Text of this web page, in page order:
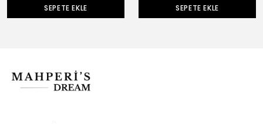
SEPETE EKLE SEPETE EKLE